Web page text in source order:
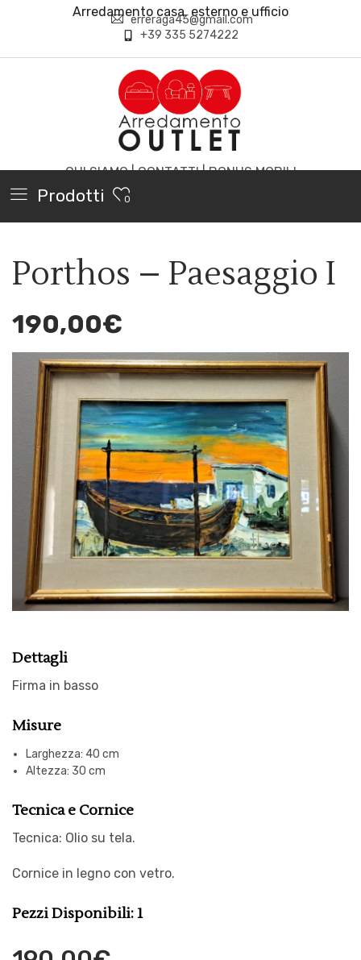
Arredamento casa, esterno e ufficio
erreraga45@gmail.com
+39 335 5274222
CHI SIAMO|CONTATTI|BONUS MOBILI
Prodotti 0
Porthos – Paesaggio I
190,00€
Dettagli
Firma in basso
Misure
Larghezza: 40 cm
Altezza: 30 cm
Tecnica e Cornice
Tecnica: Olio su tela.
Cornice in legno con vetro.
Pezzi Disponibili: 1